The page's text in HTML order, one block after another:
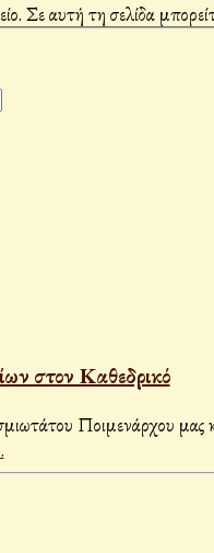
Σε αυτή τη σελίδα
στον Καθεδρικό
Ποιμενάρχου